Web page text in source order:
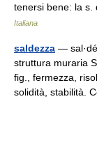
tenersi bene: la
Italiana
saldezza —
struttura muraria
fig., fermezza,
solidità, stabilità.